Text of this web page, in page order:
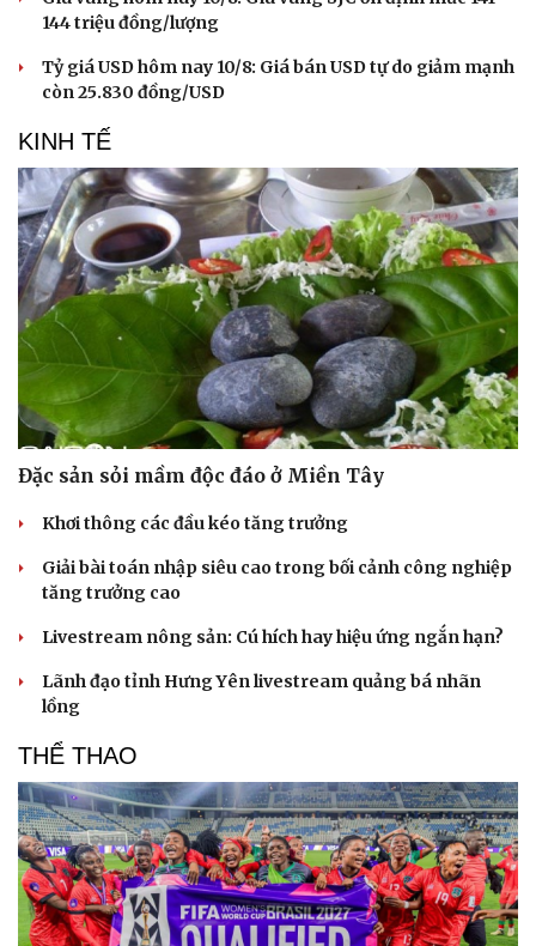
144 triệu đồng/lượng
Tỷ giá USD hôm nay 10/8: Giá bán USD tự do giảm mạnh
còn 25.830 đồng/USD
KINH TẾ
Đặc sản sỏi mầm độc đáo ở Miền Tây
Khơi thông các đầu kéo tăng trưởng
Giải bài toán nhập siêu cao trong bối cảnh công nghiệp
tăng trưởng cao
Livestream nông sản: Cú hích hay hiệu ứng ngắn hạn?
Lãnh đạo tỉnh Hưng Yên livestream quảng bá nhãn
lồng
THỂ THAO